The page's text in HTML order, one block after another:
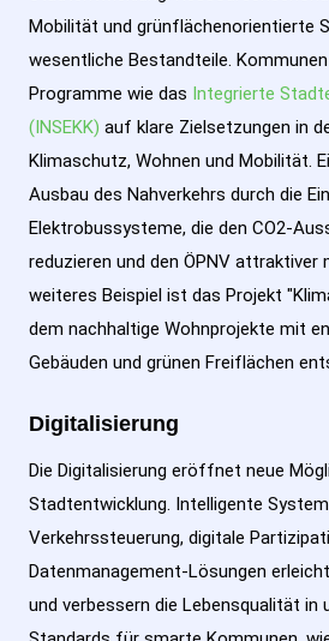
Mobilität und grünflächenorientierte
wesentliche Bestandteile.
Programme wie das Integrierte
(INSEKK) auf klare Zielsetzungen in
Klimaschutz, Wohnen und Mobilität.
Ausbau des Nahverkehrs durch die
Elektrobussysteme, die den CO2-
reduzieren und den ÖPNV attraktiver
weiteres Beispiel ist das Projekt
dem nachhaltige Wohnprojekte mit
Gebäuden und grünen Freiflächen
Digitalisierung
Die Digitalisierung eröffnet neue
Stadtentwicklung. Intelligente
Verkehrssteuerung, digitale
Datenmanagement-Lösungen
und verbessern die Lebensqualität in